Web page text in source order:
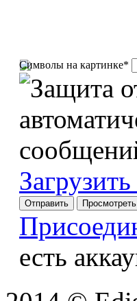
Символы на картинке*
есть